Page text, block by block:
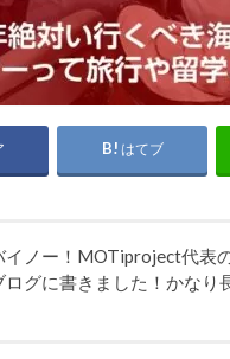
はてブ
イノー！MOTiproject代表
ログに書きました！かなり